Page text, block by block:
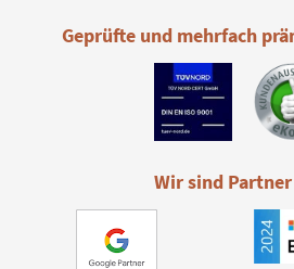
Geprüfte und mehrfach
Wir sind